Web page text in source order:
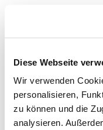
Diese Webseite
Wir verwenden
personalisieren,
zu können und die
analysieren.